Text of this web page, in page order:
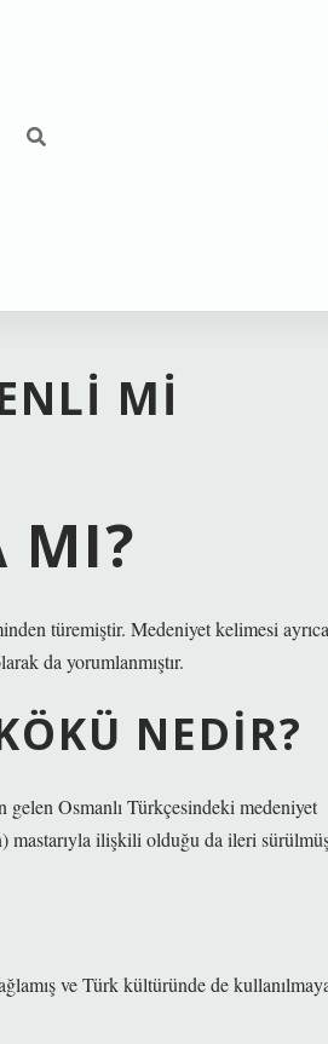
MI
MI?
türemiştir. Medeniyet kelimesi
da yorumlanmıştır.
NEDIR?
gelen Osmanlı Türkçesindeki medeniyet
mastarıyla ilişkili olduğu da ileri
ve Türk kültüründe de